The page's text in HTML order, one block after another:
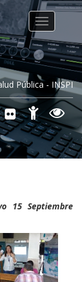
Pública - INSPI
Toggle
15 Septiembre